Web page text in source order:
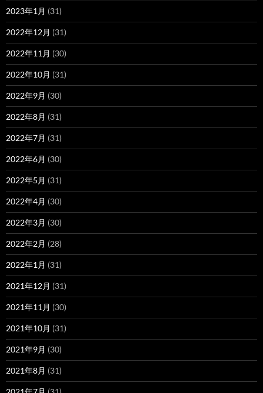
2023年1月 (31)
2022年12月 (31)
2022年11月 (30)
2022年10月 (31)
2022年9月 (30)
2022年8月 (31)
2022年7月 (31)
2022年6月 (30)
2022年5月 (31)
2022年4月 (30)
2022年3月 (30)
2022年2月 (28)
2022年1月 (31)
2021年12月 (31)
2021年11月 (30)
2021年10月 (31)
2021年9月 (30)
2021年8月 (31)